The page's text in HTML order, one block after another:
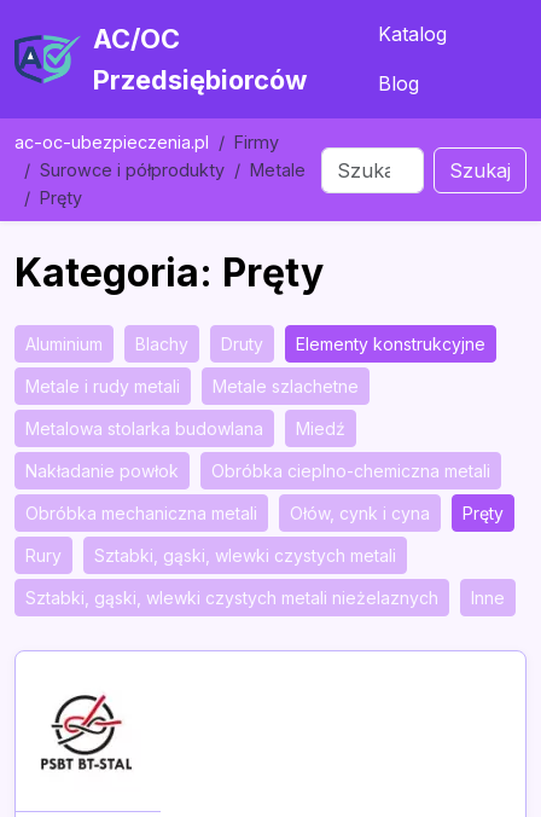
AC/OC
Przedsiębiorców
Katalog
Blog
ac-oc-ubezpieczenia.pl
Firmy
Surowce i półprodukty
Metale
Pręty
Szukaj
Kategoria: Pręty
Aluminium Blachy Druty Elementy konstrukcyjne
Metale i rudy metali Metale szlachetne
Metalowa stolarka budowlana Miedź
Nakładanie powłok Obróbka cieplno-chemiczna metali
Obróbka mechaniczna metali Ołów, cynk i cyna Pręty
Rury Sztabki, gąski, wlewki czystych metali
Sztabki, gąski, wlewki czystych metali nieżelaznych Inne